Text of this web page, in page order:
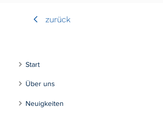
zurück
Start
Über uns
Neuigkeiten